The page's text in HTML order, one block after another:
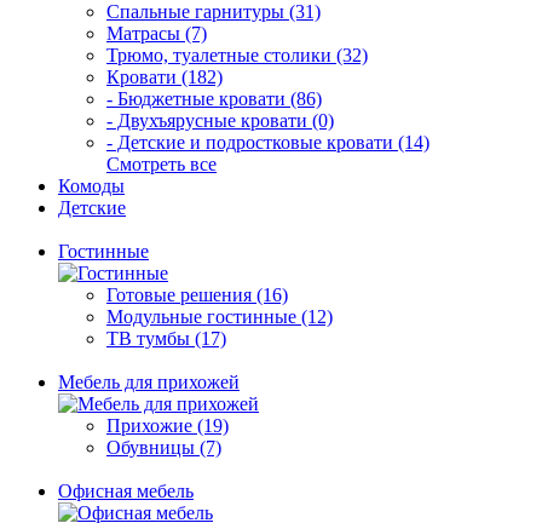
Спальные гарнитуры (31)
Матрасы (7)
Трюмо, туалетные столики (32)
Кровати (182)
- Бюджетные кровати (86)
- Двухъярусные кровати (0)
- Детские и подростковые кровати (14)
Смотреть все
Комоды
Детские
Гостинные
Готовые решения (16)
Модульные гостинные (12)
ТВ тумбы (17)
Мебель для прихожей
Прихожие (19)
Обувницы (7)
Офисная мебель